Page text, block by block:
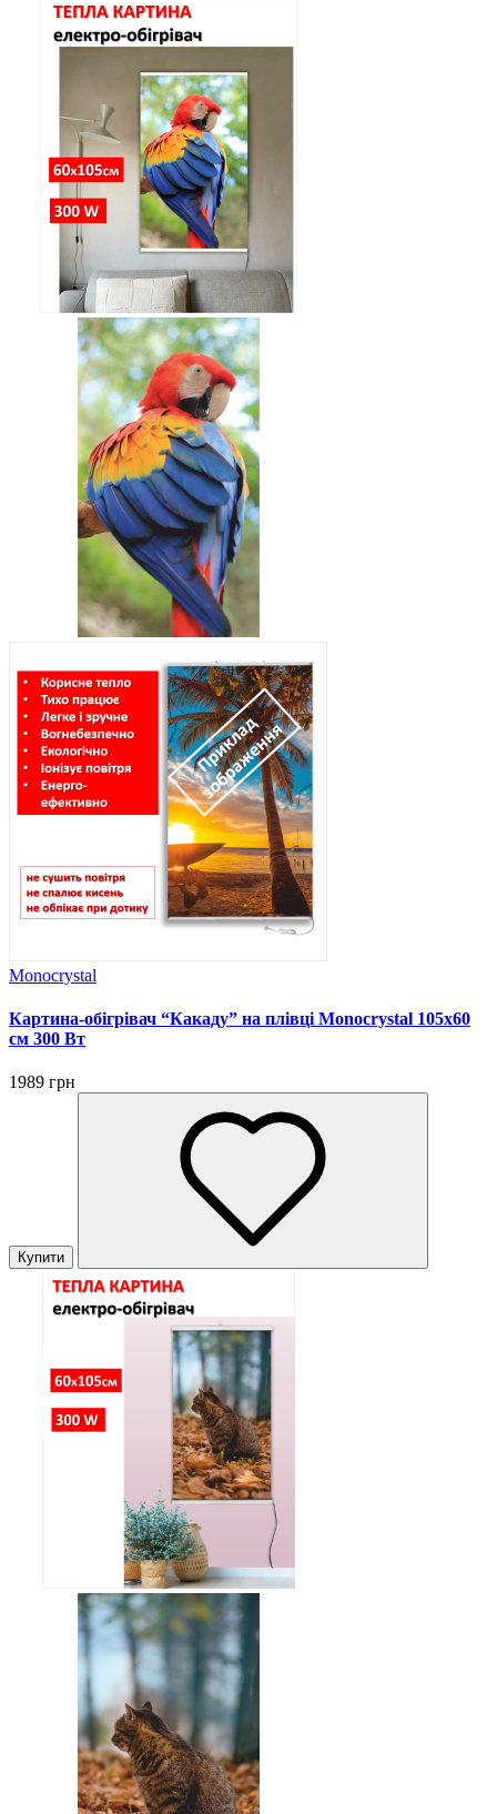
Monocrystal
Картина-обігрівач “Какаду” на плівці Monocrystal 105x60
см 300 Вт
1989 грн
Купити